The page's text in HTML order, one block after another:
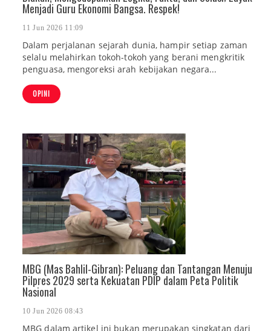
Menjadi Guru Ekonomi Bangsa. Respek!
11 Jun 2026 11:09
Dalam perjalanan sejarah dunia, hampir setiap zaman
selalu melahirkan tokoh-tokoh yang berani mengkritik
penguasa, mengoreksi arah kebijakan negara...
OPINI
MBG (Mas Bahlil-Gibran): Peluang dan Tantangan Menuju
Pilpres 2029 serta Kekuatan PDIP dalam Peta Politik
Nasional
10 Jun 2026 08:43
MBG dalam artikel ini bukan merupakan singkatan dari